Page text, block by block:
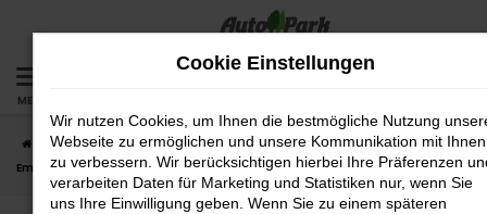
Zum
springen
MENÜ
Startseite Bad Aibling Škoda
Škoda Jahreswagen – eine unserer
Empfehlungen für Bad Aibling
Cookie Einstellungen
Wir nutzen Cookies, um Ihnen die bestmögliche Nutzung
Webseite zu ermöglichen und unsere Kommunikation mit Ihnen
zu verbessern. Wir berücksichtigen hierbei Ihre Präferenzen
verarbeiten Daten für Marketing und Statistiken nur, wenn Sie
uns Ihre Einwilligung geben. Wenn Sie zu einem späteren